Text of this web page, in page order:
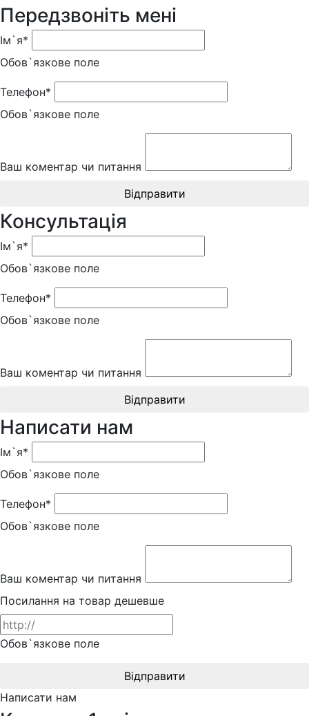
Передзвоніть мені
Ім`я*
Обов`язкове поле
Телефон*
Обов`язкове поле
Ваш коментар чи питання
Відправити
Консультація
Ім`я*
Обов`язкове поле
Телефон*
Обов`язкове поле
Ваш коментар чи питання
Відправити
Написати нам
Ім`я*
Обов`язкове поле
Телефон*
Обов`язкове поле
Ваш коментар чи питання
Посилання на товар дешевше
Обов`язкове поле
Відправити
Написати нам